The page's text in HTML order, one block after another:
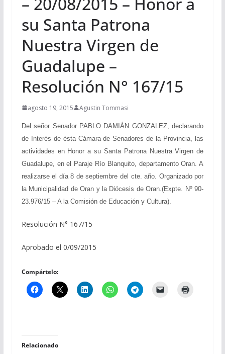
su Santa Patrona
Nuestra Virgen de
Guadalupe –
Resolución N° 167/15
agosto 19, 2015 Agustin Tommasi
Del señor Senador PABLO DAMIÁN GONZALEZ, declarando
de Interés de ésta Cámara de Senadores de la Provincia, las
actividades en Honor a su Santa Patrona Nuestra Virgen de
Guadalupe, en el Paraje Río Blanquito, departamento Oran. A
realizarse el día 8 de septiembre del cte. año. Organizado por
la Municipalidad de Oran y la Diócesis de Oran.(Expte. Nº 90-
23.976/15 – A la Comisión de Educación y Cultura).
Resolución N° 167/15
Aprobado el 0/09/2015
Compártelo:
Relacionado